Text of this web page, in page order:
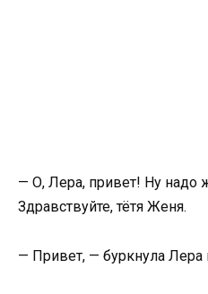
— О, Лера, привет! Ну надо
Здравствуйте, тётя Женя.
— Привет, — буркнула Лера